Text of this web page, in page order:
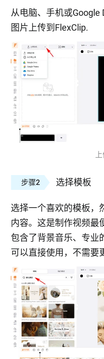
从电脑、手机或Google
图片上传到FlexClip.
步骤2 选择模板
选择一个喜欢的模板，
内容。这是制作视频最
包含了背景音乐、专业
可以直接使用，不需要